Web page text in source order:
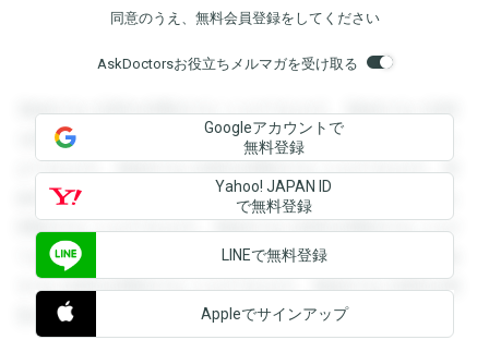
同意のうえ、無料会員登録をしてください
AskDoctorsお役立ちメルマガを受け取る
登録すると回答を閲覧することができます。登録すると回答
を閲覧することができます。登録すると回答を閲覧すること
ができます。登録すると回答を閲覧することができます。登
録すると回答を閲覧することができます。登録すると回答を
閲覧することができます。登録すると回答を閲覧することが
できます。登録すると回答を閲覧することができます。登録
すると回答を閲覧することができます。登録すると回答を閲
覧することができます。
Googleアカウントで
無料登録
Yahoo! JAPAN ID
で無料登録
LINEで無料登録
Appleでサインアップ